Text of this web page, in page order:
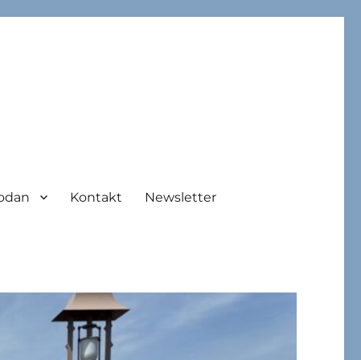
Kontakt Newsletter